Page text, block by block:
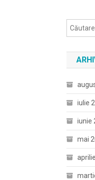
iulie
iunie
mai